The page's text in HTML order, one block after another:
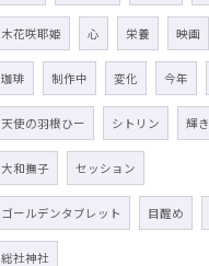
木花咲耶姫 心 栄養 映画
珈琲 制作中 変化 今年
天使の羽根ひー シトリン 輝き
大和撫子 セッション
ゴールデンタブレット 目醒め
総社神社